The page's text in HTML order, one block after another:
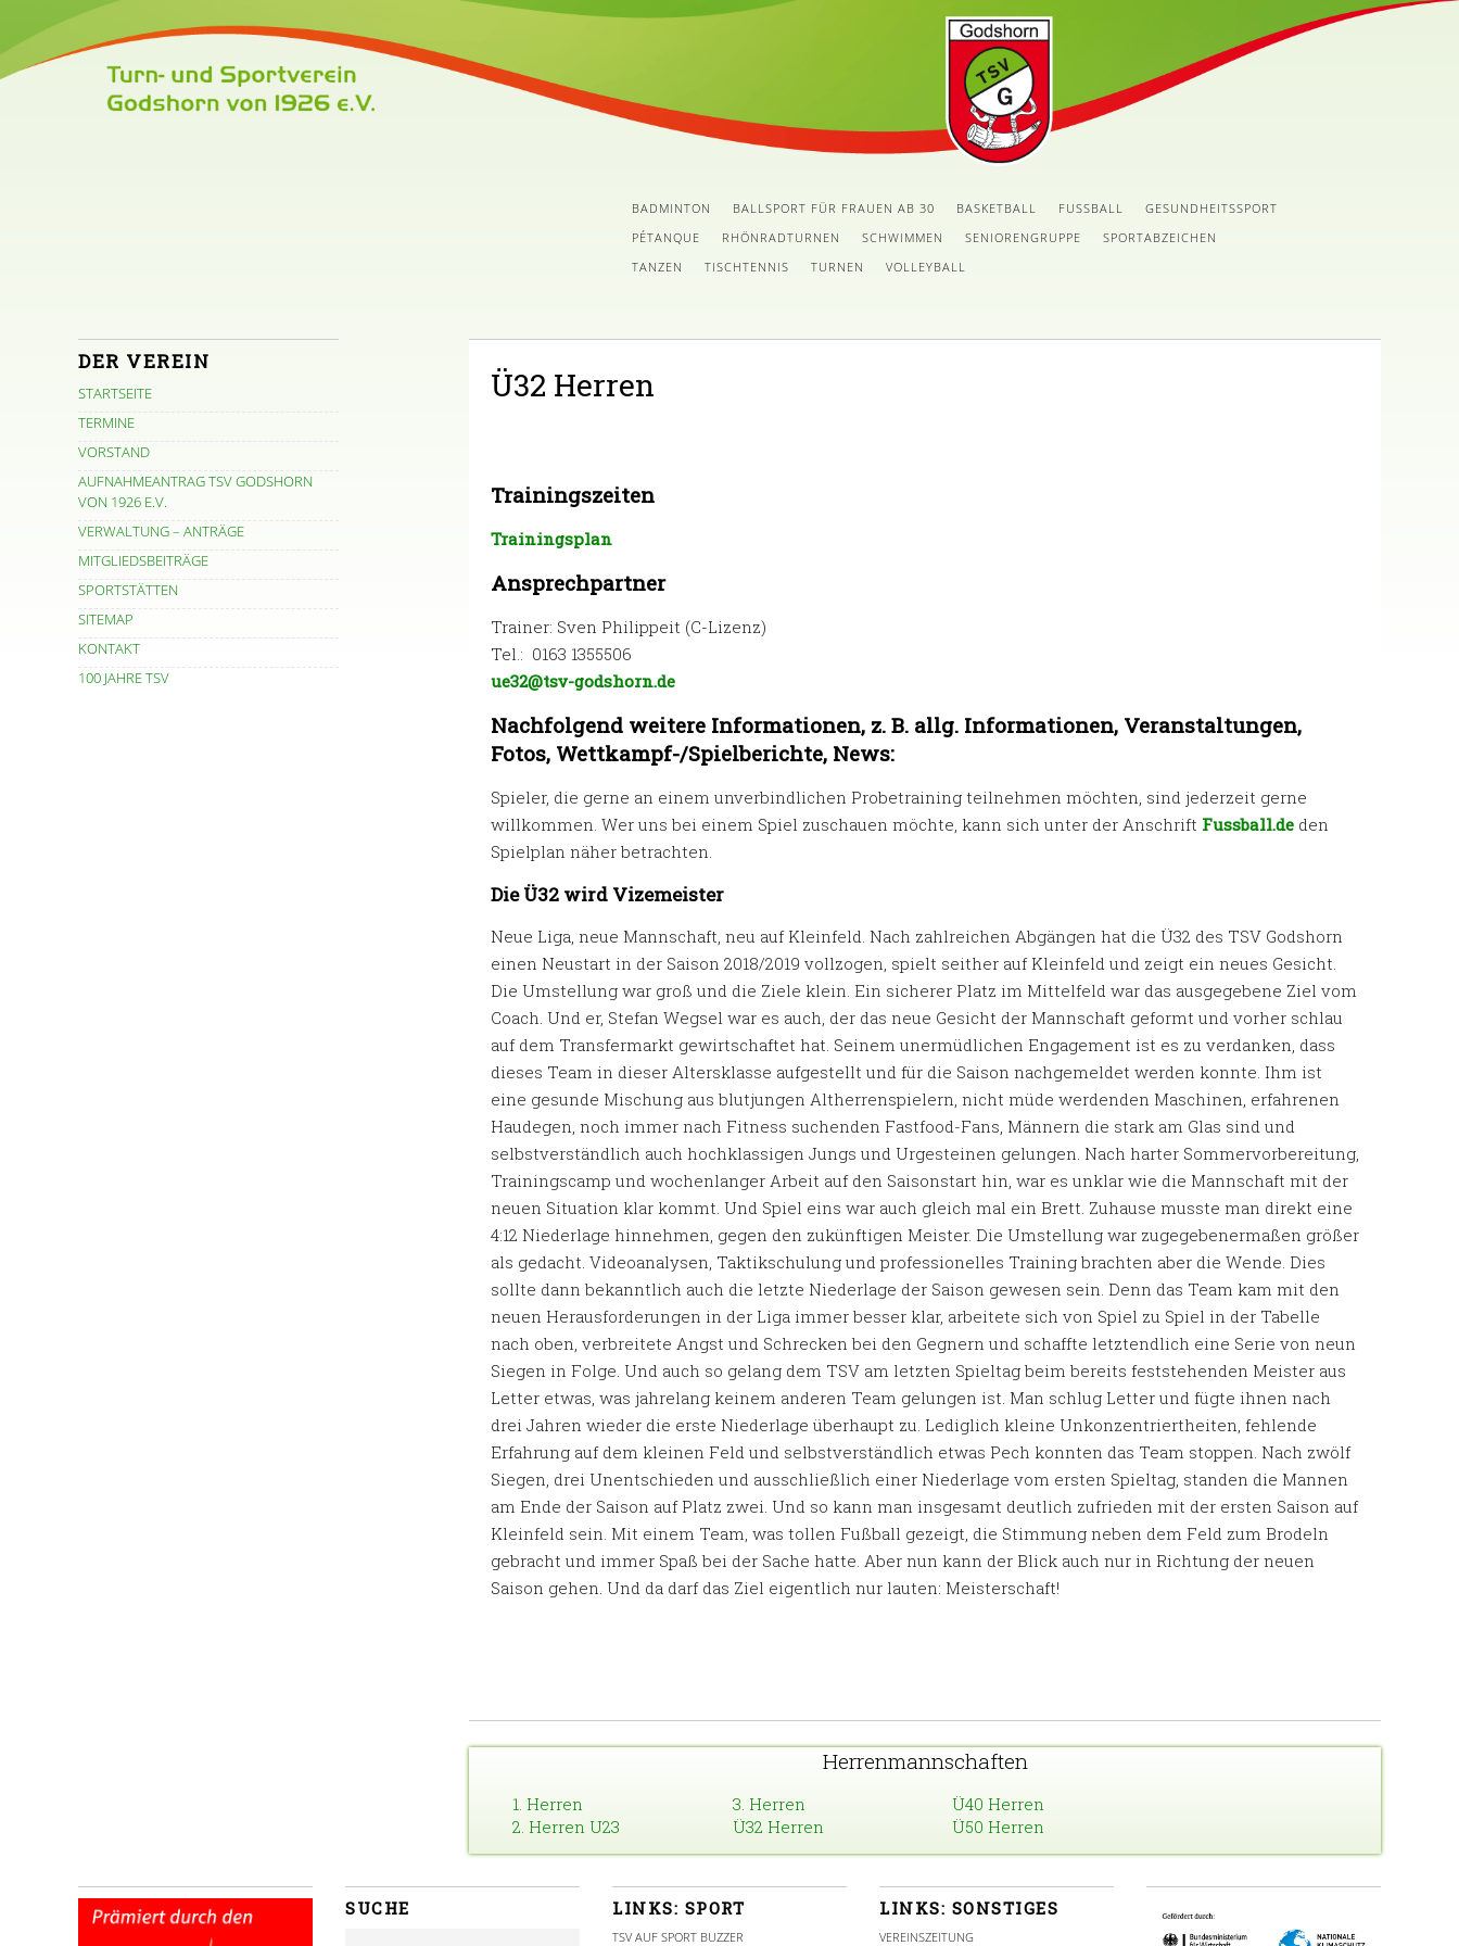
BADMINTON BALLSPORT FÜR FRAUEN AB 30 BASKETBALL FUSSBALL
GESUNDHEITSSPORT
PÉTANQUE
RHÖNRADTURNEN SCHWIMMEN SENIORENGRUPPE
SPORTABZEICHEN
TANZEN
TISCHTENNIS TURNEN VOLLEYBALL
Ü32 Herren
Trainingszeiten
Trainingsplan
Ansprechpartner
Trainer: Sven Philippeit (C-Lizenz)
Tel.: 0163 1355506
ue32@tsv-godshorn.de
Nachfolgend weitere Informationen, z. B. allg. Informationen, Veranstaltungen,
Fotos, Wettkampf-/Spielberichte, News:
Spieler, die gerne an einem unverbindlichen Probetraining teilnehmen möchten, sind jederzeit gerne
willkommen. Wer uns bei einem Spiel zuschauen möchte, kann sich unter der Anschrift Fussball.de den
Spielplan näher betrachten.
Die Ü32 wird Vizemeister
Neue Liga, neue Mannschaft, neu auf Kleinfeld. Nach zahlreichen Abgängen hat die Ü32 des TSV Godshorn
einen Neustart in der Saison 2018/2019 vollzogen, spielt seither auf Kleinfeld und zeigt ein neues Gesicht.
Die Umstellung war groß und die Ziele klein. Ein sicherer Platz im Mittelfeld war das ausgegebene Ziel vom
Coach. Und er, Stefan Wegsel war es auch, der das neue Gesicht der Mannschaft geformt und vorher schlau
auf dem Transfermarkt gewirtschaftet hat. Seinem unermüdlichen Engagement ist es zu verdanken, dass
dieses Team in dieser Altersklasse aufgestellt und für die Saison nachgemeldet werden konnte. Ihm ist
eine gesunde Mischung aus blutjungen Altherrenspielern, nicht müde werdenden Maschinen, erfahrenen
Haudegen, noch immer nach Fitness suchenden Fastfood-Fans, Männern die stark am Glas sind und
selbstverständlich auch hochklassigen Jungs und Urgesteinen gelungen. Nach harter Sommervorbereitung,
Trainingscamp und wochenlanger Arbeit auf den Saisonstart hin, war es unklar wie die Mannschaft mit der
neuen Situation klar kommt. Und Spiel eins war auch gleich mal ein Brett. Zuhause musste man direkt eine
4:12 Niederlage hinnehmen, gegen den zukünftigen Meister. Die Umstellung war zugegebenermaßen größer
als gedacht. Videoanalysen, Taktikschulung und professionelles Training brachten aber die Wende. Dies
sollte dann bekanntlich auch die letzte Niederlage der Saison gewesen sein. Denn das Team kam mit den
neuen Herausforderungen in der Liga immer besser klar, arbeitete sich von Spiel zu Spiel in der Tabelle
nach oben, verbreitete Angst und Schrecken bei den Gegnern und schaffte letztendlich eine Serie von neun
Siegen in Folge. Und auch so gelang dem TSV am letzten Spieltag beim bereits feststehenden Meister aus
Letter etwas, was jahrelang keinem anderen Team gelungen ist. Man schlug Letter und fügte ihnen nach
drei Jahren wieder die erste Niederlage überhaupt zu. Lediglich kleine Unkonzentriertheiten, fehlende
Erfahrung auf dem kleinen Feld und selbstverständlich etwas Pech konnten das Team stoppen. Nach zwölf
Siegen, drei Unentschieden und ausschließlich einer Niederlage vom ersten Spieltag, standen die Mannen
am Ende der Saison auf Platz zwei. Und so kann man insgesamt deutlich zufrieden mit der ersten Saison auf
Kleinfeld sein. Mit einem Team, was tollen Fußball gezeigt, die Stimmung neben dem Feld zum Brodeln
gebracht und immer Spaß bei der Sache hatte. Aber nun kann der Blick auch nur in Richtung der neuen
Saison gehen. Und da darf das Ziel eigentlich nur lauten: Meisterschaft!
Herrenmannschaften
1. Herren
2. Herren U23
3. Herren
Ü32 Herren
Ü40 Herren
Ü50 Herren
DER VEREIN
STARTSEITE
TERMINE
VORSTAND
AUFNAHMEANTRAG TSV GODSHORN
VON 1926 E.V.
VERWALTUNG – ANTRÄGE
MITGLIEDSBEITRÄGE
SPORTSTÄTTEN
SITEMAP
KONTAKT
100 JAHRE TSV
SUCHE LINKS: SPORT
TSV AUF SPORT BUZZER
LINKS: SONSTIGES
VEREINSZEITUNG